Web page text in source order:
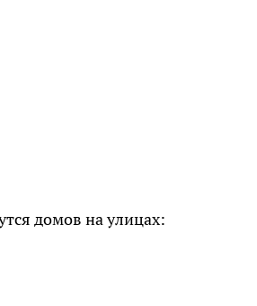
домов на улицах: